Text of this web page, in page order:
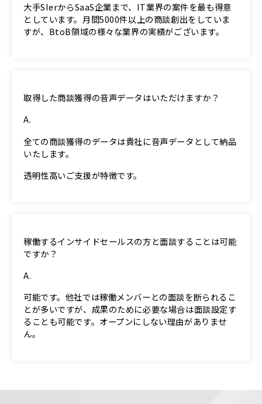
大手SIerからSaaS企業まで、IT業界の案件を最も得意
としています。月間5000件以上の商談創出をしていま
すが、BtoB領域の様々な業界の実績がございます。
取得した商談獲得の音声データはいただけますか？​
全ての商談獲得のデータは貴社に音声データとして納品
いたします。
透明性高いご支援が特徴です。​
稼働するインサイドセールスの方と面談することは可能
ですか？​
可能です。他社では稼働メンバーとの面談を断られるこ
とが多いですが、成果のために必要な場合は面談設定す
ることも可能です。​オープンにしない理由がありませ
ん。